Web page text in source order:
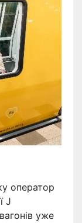
оператор
J
уже